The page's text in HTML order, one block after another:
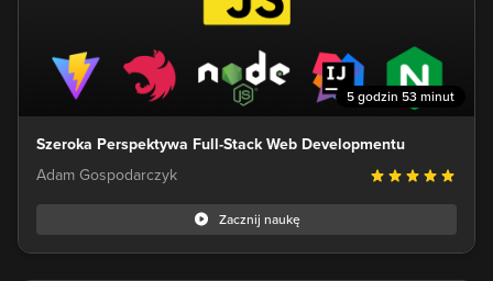
5 godzin 53 minut
Szeroka Perspektywa Full-Stack Web Developmentu
Adam Gospodarczyk
Zacznij naukę